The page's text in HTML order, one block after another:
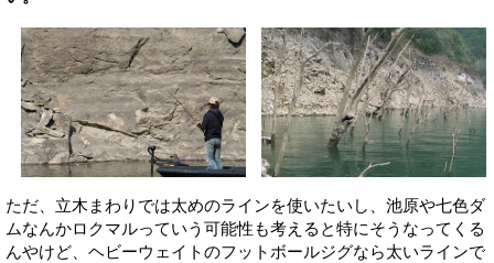
ただ、立木まわりでは太めのラインを使いたいし、池原や七色ダ
ムなんかロクマルっていう可能性も考えると特にそうなってくる
んやけど、ヘビーウェイトのフットボールジグなら太いラインで